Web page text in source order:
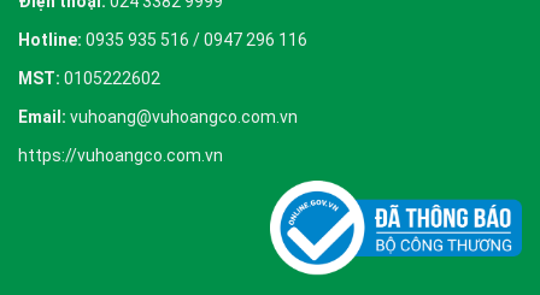
Hotline: 0935 935 516 / 0947 296 116
MST: 0105222602
Email: vuhoang@vuhoangco.com.vn
https://vuhoangco.com.vn